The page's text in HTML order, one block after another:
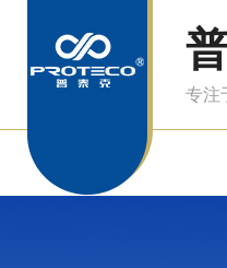
专注